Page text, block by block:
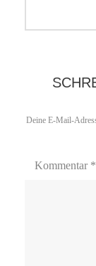
Deine E-Mail-
Kommentar *